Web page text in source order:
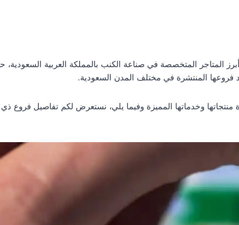
المتاجر المتخصصة في صناعة الكنب بالمملكة العربية السعودية،
فروعها المنتشرة في مختلف المدن السعودية.
وخدماتها المميزة وفيما يلي، نستعرض لكم تفاصيل فروع